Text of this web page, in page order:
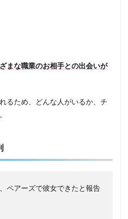
まな職業のお相手との出会いが
るため、どんな人がいるか、チ
ペアーズで彼女できたと報告